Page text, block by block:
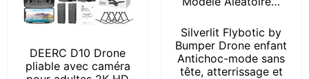
DEERC D10 Drone
pliable avec caméra
Silverlit Flybotic by
Bumper Drone enfant
Antichoc-mode sans
tête, atterrissage et